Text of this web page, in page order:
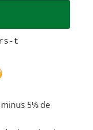
t
5% de